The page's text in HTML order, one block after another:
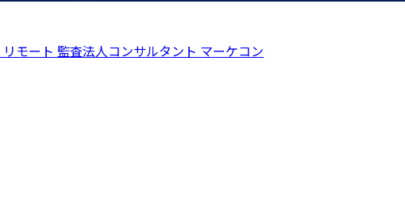
リモート 監査法人コンサルタント マーケコン